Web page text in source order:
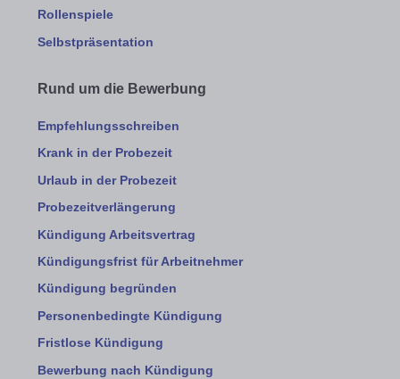
Rollenspiele
Selbstpräsentation
Rund um die Bewerbung
Empfehlungsschreiben
Krank in der Probezeit
Urlaub in der Probezeit
Probezeitverlängerung
Kündigung Arbeitsvertrag
Kündigungsfrist für Arbeitnehmer
Kündigung begründen
Personenbedingte Kündigung
Fristlose Kündigung
Bewerbung nach Kündigung